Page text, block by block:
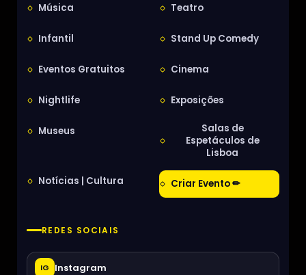
Música Teatro
Infantil Stand Up Comedy
Eventos Gratuitos Cinema
Nightlife Exposições
Museus
Salas de
Espetáculos de
Lisboa
Notícias | Cultura Criar Evento ✏
REDES SOCIAIS
IG Instagram